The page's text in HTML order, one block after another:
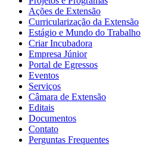
Ações de Extensão
Curricularização da Extensão
Estágio e Mundo do Trabalho
Criar Incubadora
Empresa Júnior
Portal de Egressos
Eventos
Serviços
Câmara de Extensão
Editais
Documentos
Contato
Perguntas Frequentes